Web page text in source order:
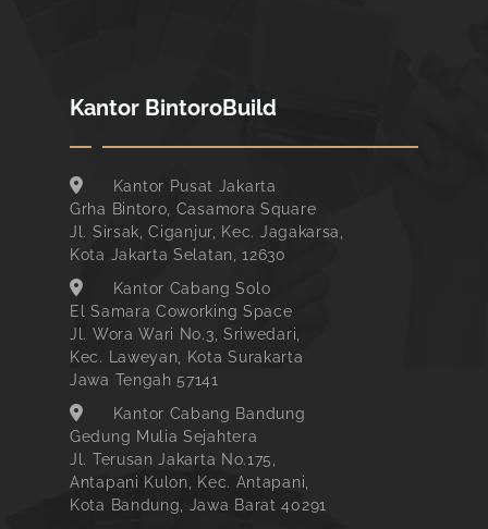
Kantor BintoroBuild
Kantor Pusat Jakarta
Grha Bintoro, Casamora Square
Jl. Sirsak, Ciganjur, Kec. Jagakarsa,
Kota Jakarta Selatan, 12630
Kantor Cabang Solo
El Samara Coworking Space
Jl. Wora Wari No.3, Sriwedari,
Kec. Laweyan, Kota Surakarta
Jawa Tengah 57141
Kantor Cabang Bandung
Gedung Mulia Sejahtera
Jl. Terusan Jakarta No.175,
Antapani Kulon, Kec. Antapani,
Kota Bandung, Jawa Barat 40291